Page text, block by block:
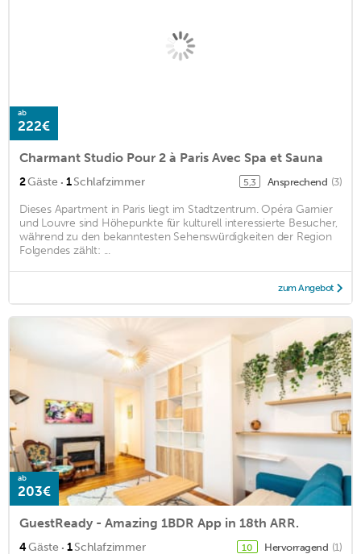
ab
222€
Charmant Studio Pour 2 à Paris Avec Spa et Sauna
2Gäste · 1Schlafzimmer 5,3 Ansprechend (3)
Dieses Apartment in Paris liegt im Stadtzentrum. Opéra Garnier
und Louvre sind Höhepunkte für kulturell interessierte Besucher,
während zu den bekanntesten Sehenswürdigkeiten der Region
Folgendes zählt: ...
zum Angebot
ab
203€
GuestReady - Amazing 1BDR App in 18th ARR.
4Gäste · 1Schlafzimmer 10 Hervorragend (1)